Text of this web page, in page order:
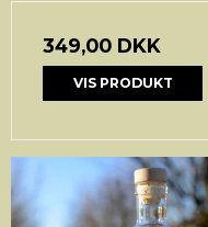
349,00 DKK
VIS PRODUKT